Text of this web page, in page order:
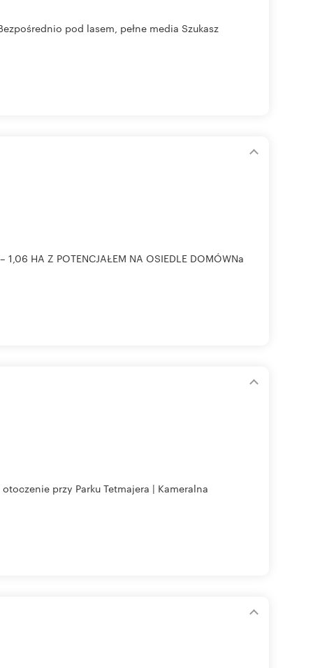
pod lasem, pełne media Szukasz
1,06 HA Z POTENCJAŁEM NA OSIEDLE DOMÓWNa
otoczenie przy Parku Tetmajera | Kameralna